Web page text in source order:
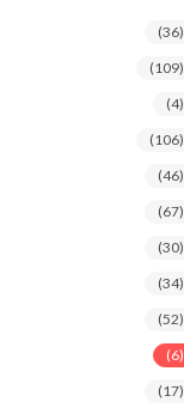
(36)
(109)
(4)
(106)
(46)
(67)
(30)
(34)
(52)
(6)
(17)